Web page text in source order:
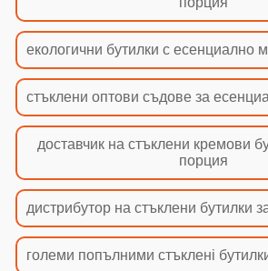
екологични бутилки с есенциално
стъклени оптови съдове за
доставчик на стъклени кремови
порция
дистрибутор на стъклени бутилки
големи попълними стъкленi